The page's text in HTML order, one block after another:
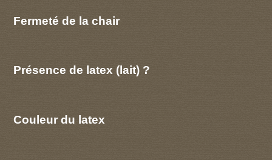
Fermeté de la chair
Présence de latex (lait) ?
Couleur du latex